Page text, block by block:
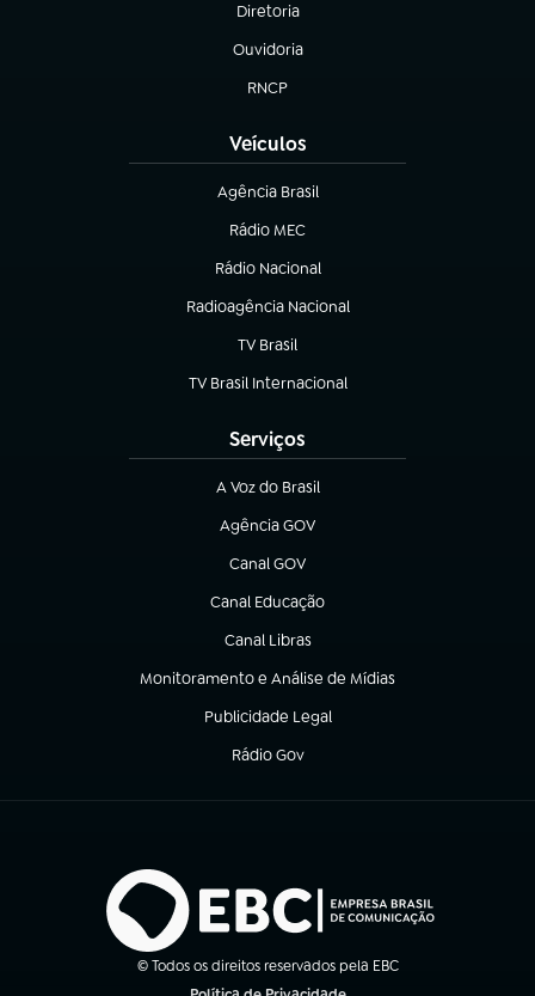
Diretoria
(abre em nova aba)
Ouvidoria
(abre em nova aba)
RNCP
(abre em nova aba)
Veículos
Agência Brasil
(abre em nova aba)
Rádio MEC
(abre em nova aba)
Rádio Nacional
Radioagência Nacional
(abre em nova aba)
TV Brasil
(abre em nova aba)
TV Brasil Internacional
(abre em nova aba)
Serviços
A Voz do Brasil
(abre em nova aba)
Agência GOV
(abre em nova aba)
Canal GOV
(abre em nova aba)
Canal Educação
(abre em nova aba)
Canal Libras
(abre em nova aba)
Monitoramento e Análise de Mídias
(abre em nova aba)
Publicidade Legal
(abre em nova aba)
Rádio Gov
(abre em nova aba)
© Todos os direitos reservados pela EBC